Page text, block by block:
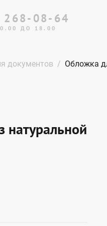
268-08-64
ДО 18.00
Портфели
Обложки для
документов Обложка
натуральной